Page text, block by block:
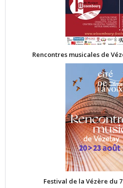
Rencontres musicales de
Festival de la Vézère du